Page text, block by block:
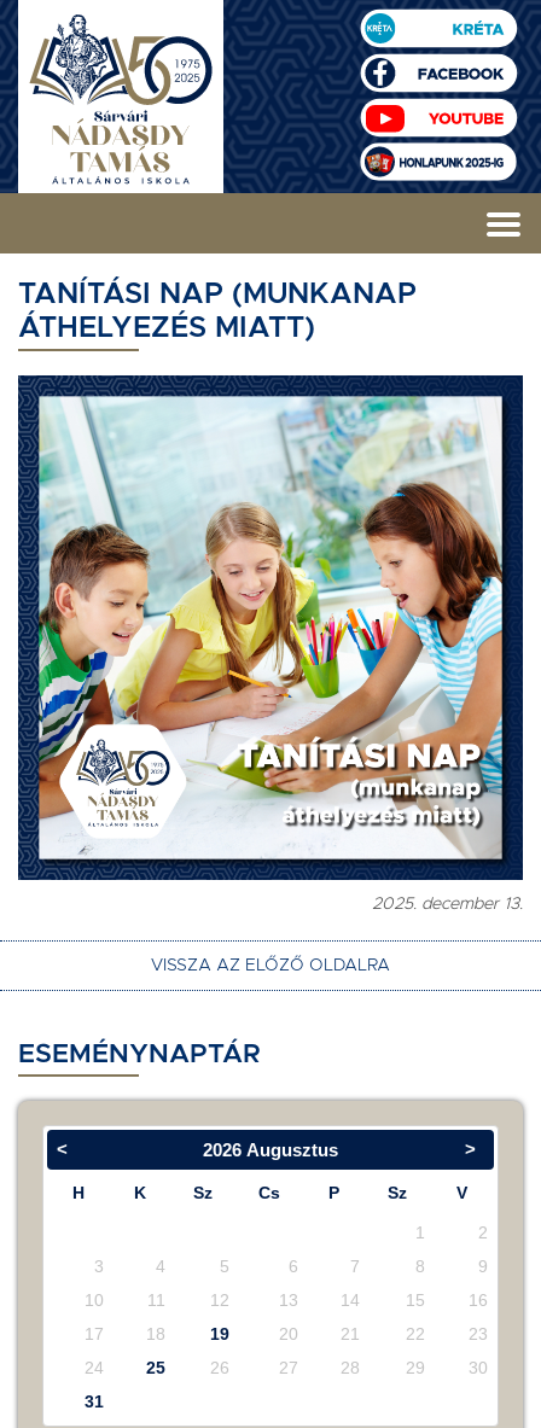
TANÍTÁSI NAP (MUNKANAP
ÁTHELYEZÉS MIATT)
2025. december 13.
VISSZA AZ ELŐZŐ OLDALRA
ESEMÉNYNAPTÁR
< >
2026 Augusztus
H K Sz Cs P Sz V
1
2
3
4 5 6 7 8
9
10
11 12 13 14 15
16
17
18 19 20 21 22
23
24
25 26 27 28 29
30
31